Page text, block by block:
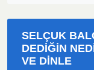
SELÇUK
DEDIĞIN
VE DINLE